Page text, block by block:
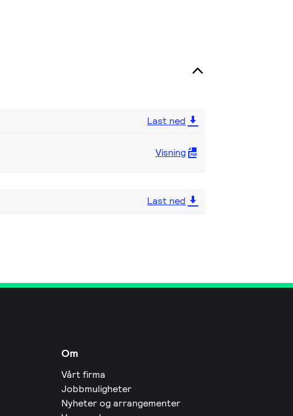
Last ned
Visning
Last ned
Om
Vårt firma
Jobbmuligheter
Nyheter og arrangementer